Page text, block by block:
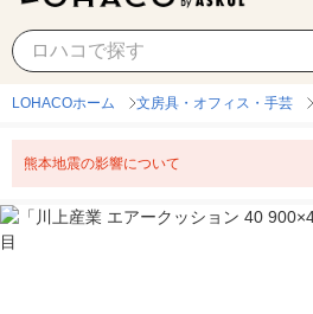
LOHACOホーム 文房具・オフィス・手芸
熊本地震の影響について